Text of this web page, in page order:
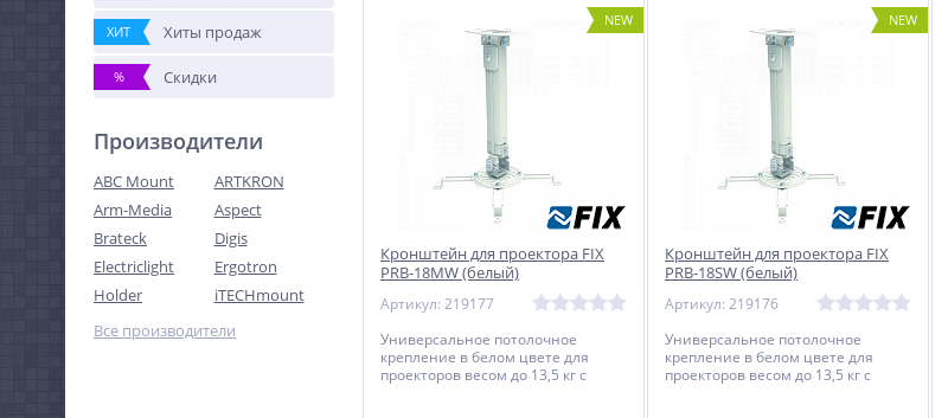
ХИТ Хиты продаж
% Скидки
Производители
ABC Mount
ARTKRON
Arm-Media
Aspect
Brateck
Digis
Electriclight
Ergotron
Holder
iTECHmount
Все производители
NEW
Кронштейн для проектора FIX
PRB-18MW (белый)
Артикул: 219177
Универсальное потолочное
крепление в белом цвете для
проекторов весом до 13,5 кг c
NEW
Кронштейн для проектора FIX
PRB-18SW (белый)
Артикул: 219176
Универсальное потолочное
крепление в белом цвете для
проекторов весом до 13,5 кг c